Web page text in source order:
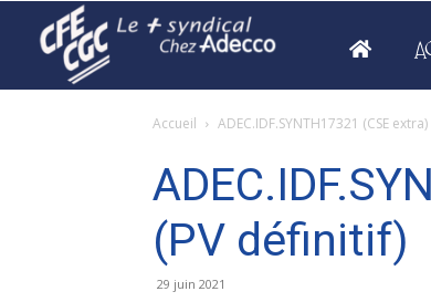
Accueil ADEC.IDF.SYNTH17321 (CSE
(PV définitif)
29 juin 2021